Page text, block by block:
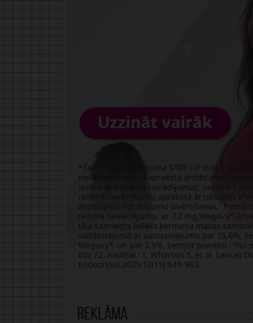
Reklāma